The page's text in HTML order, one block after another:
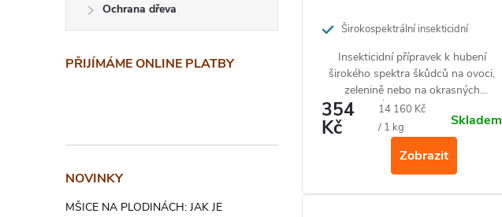
Ochrana dřeva
PŘIJÍMÁME ONLINE PLATBY
NOVINKY
MŠICE NA PLODINÁCH: JAK JE
Širokospektrální insekticidní
a okrasných rostlin
Insekticidní přípravek k hubení
širokého spektra škůdců na ovoci,
zelenině nebo na okrasných
rostlinách. Účinný proti mandelince,
mšicím, obaleči jablečnému, molici,
vlnatce krvavé.
354
Kč
Měrná
cena:
14 160 Kč
/ 1 kg
Skladem
Zobrazit